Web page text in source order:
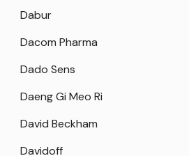
Dabur
Dacom Pharma
Dado Sens
Daeng Gi Meo Ri
David Beckham
Davidoff